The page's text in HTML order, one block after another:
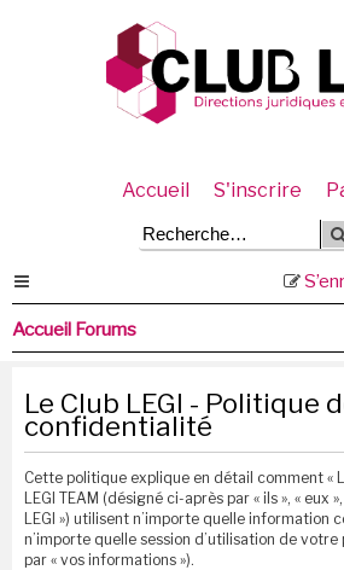
Accueil S'inscrire
Accueil Forums
Le Club LEGI - Politique
confidentialité
Cette politique explique en détail comment «
LEGI TEAM (désigné ci-après par « ils », « eux
LEGI ») utilisent n’importe quelle information
n’importe quelle session d’utilisation de
par « vos informations »).